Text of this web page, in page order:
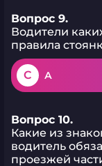
Вопрос 9.
Водители
правила
C А
Вопрос 10.
Какие из
водитель
проезжей